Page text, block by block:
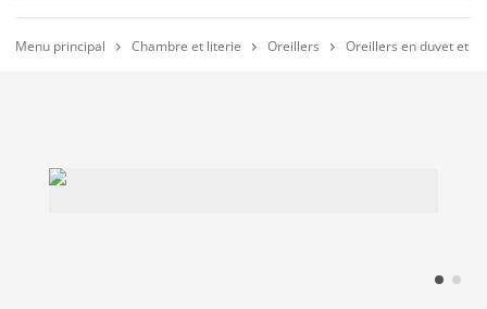
Menu principal  Chambre et literie  Oreillers  Oreillers en duvet et